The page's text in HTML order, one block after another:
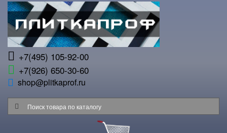
+7(495) 105-92-00
+7(926) 650-30-60
shop@plitkaprof.ru